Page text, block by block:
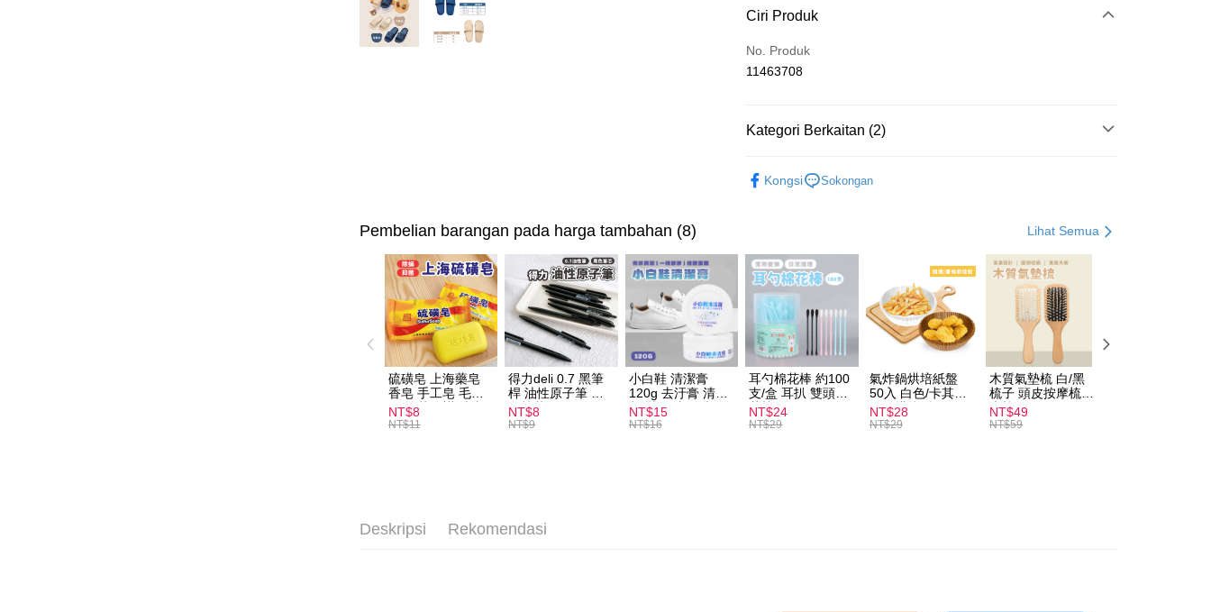
Kaedah Pembayaran
Kad Kredit (Bayaran Penuh)
Pengambilan di Kedai Serbaneka
JKOPAY
Pilihan Penghantaran
全家取貨付款
NT$60/pesanan | Penghantaran percuma untuk pesanan
NT$599 atau lebih
付款後全家取貨
Ciri Produk
No. Produk
11463708
Kategori Berkaitan (2)
Kongsi Sokongan
Pembelian barangan pada harga tambahan (8) Lihat Semua
硫磺皂 上海藥皂
香皂 手工皂 毛囊
炎 抑菌除蟎 清潔
護膚 去油去痘 寵
NT$8
NT$11
得力deli 0.7 黑筆
桿 油性原子筆 黑
色筆芯 S304
NT$8
NT$9
小白鞋 清潔膏
120g 去汙膏 清潔
劑 鞋子 去汙漬 白
皮鞋 鞋油
NT$15
NT$16
耳勺棉花棒 約100
支/盒 耳扒 雙頭棉
花棒
NT$24
NT$29
氣炸鍋烘培紙盤
50入 白色/卡其色
圓形烘焙紙
NT$28
NT$29
木質氣墊梳 白/黑
梳子 頭皮按摩梳
木梳
NT$49
NT$59
Deskripsi Rekomendasi